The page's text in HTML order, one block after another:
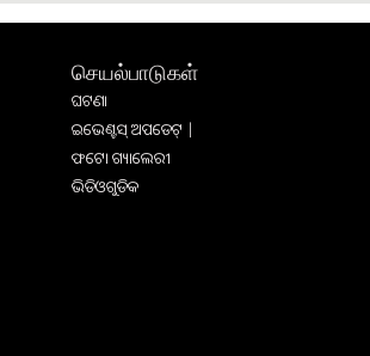
செயல்பாடுகள்
ଘଟଣା
ଇଭେଣ୍ଟସ୍ ଅପଡେଟ୍ |
ଫଟୋ ଗ୍ୟାଲେରୀ
ଭିଡିଓଗୁଡିକ